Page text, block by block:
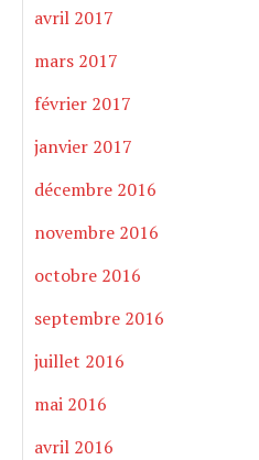
avril 2017
mars 2017
février 2017
janvier 2017
décembre 2016
novembre 2016
octobre 2016
septembre 2016
juillet 2016
mai 2016
avril 2016